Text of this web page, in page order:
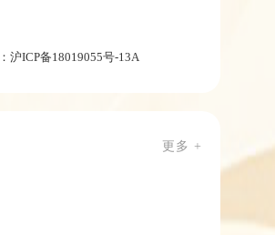
沪ICP备18019055号-13A
更多 +